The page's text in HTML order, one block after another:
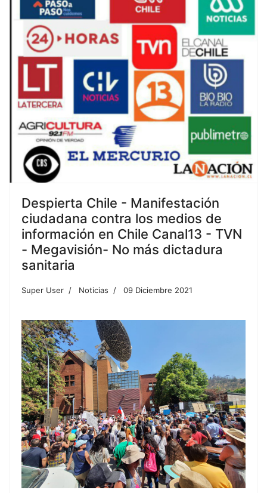
Despierta Chile - Manifestación
ciudadana contra los medios de
información en Chile Canal13 - TVN
- Megavisión- No más dictadura
sanitaria
Super User Noticias 09 Diciembre 2021